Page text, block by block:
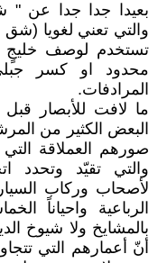
بعيدا جدا جدا عن
والتي تعني لغويا
تستخدم لوصف خليجٍ
محدود او كسر
المرادفات.
ما لافت للأبصار
البعض الكثير من
صورهم العملاقة
والتي تقيّد وتحدد
لأصحاب وركاب
الرباعية واحياناً
بالمشايخ ولا شيوخ
أنّ أعمارهم التي